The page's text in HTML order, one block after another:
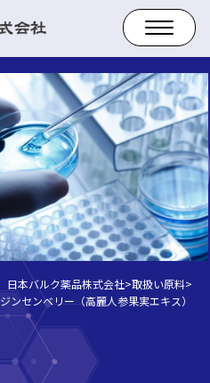
日本バルク薬品株式会社>取扱い原料>
ジンセンベリー（高麗人参果実エキス）